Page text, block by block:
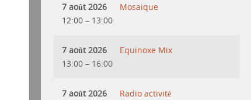
7 août 2026
12:00 – 13:00
Mosaique
7 août 2026
13:00 – 16:00
Equinoxe Mix
7 août 2026
Radio activité